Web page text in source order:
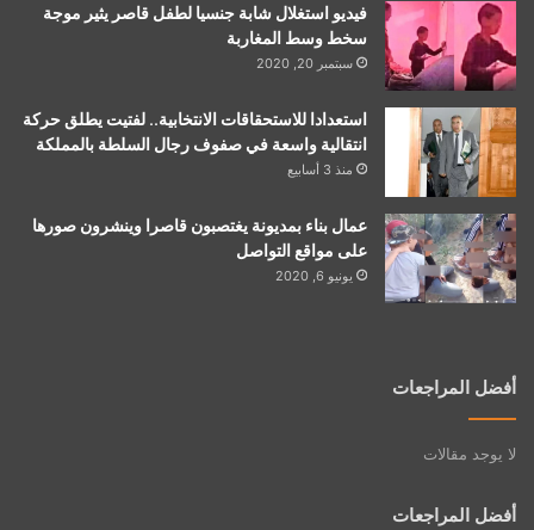
فيديو استغلال شابة جنسيا لطفل قاصر يثير موجة
سخط وسط المغاربة
سبتمبر 20, 2020
استعدادا للاستحقاقات الانتخابية.. لفتيت يطلق حركة
انتقالية واسعة في صفوف رجال السلطة بالمملكة
منذ 3 أسابيع
عمال بناء بمديونة يغتصبون قاصرا وينشرون صورها
على مواقع التواصل
يونيو 6, 2020
أفضل المراجعات
لا يوجد مقالات
أفضل المراجعات